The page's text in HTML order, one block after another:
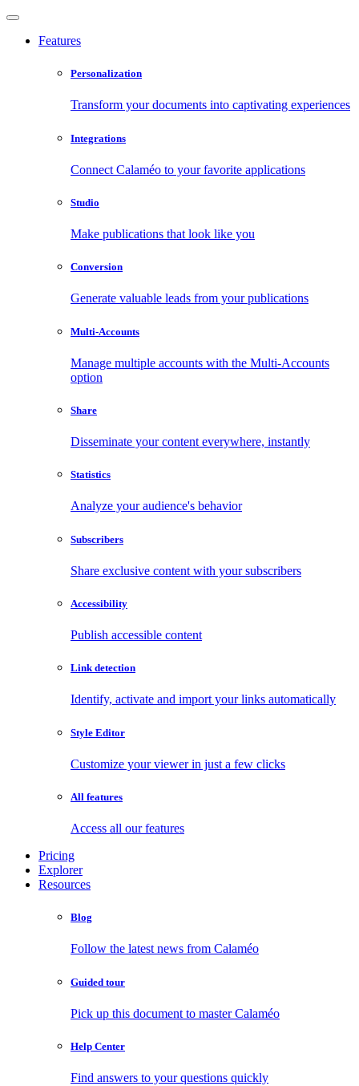
Features
Personalization
Transform your documents into captivating experiences
Integrations
Connect Calaméo to your favorite applications
Studio
Make publications that look like you
Conversion
Generate valuable leads from your publications
Multi-Accounts
Manage multiple accounts with the Multi-Accounts
option
Share
Disseminate your content everywhere, instantly
Statistics
Analyze your audience's behavior
Subscribers
Share exclusive content with your subscribers
Accessibility
Publish accessible content
Link detection
Identify, activate and import your links automatically
Style Editor
Customize your viewer in just a few clicks
All features
Access all our features
Pricing
Explorer
Resources
Blog
Follow the latest news from Calaméo
Guided tour
Pick up this document to master Calaméo
Help Center
Find answers to your questions quickly